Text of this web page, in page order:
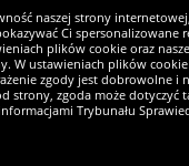
naszej strony
Ci
plików cookie oraz
ustawieniach plików cookie
zgody jest dobrowolne i
strony, zgoda może
Trybunału